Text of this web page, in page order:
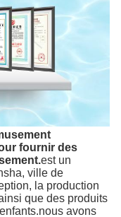
fournir des
est un
ville de
la production
que des produits
avons